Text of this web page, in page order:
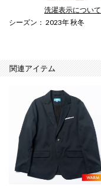
洗濯表示について
シーズン ： 2023年 秋冬
関連アイテム